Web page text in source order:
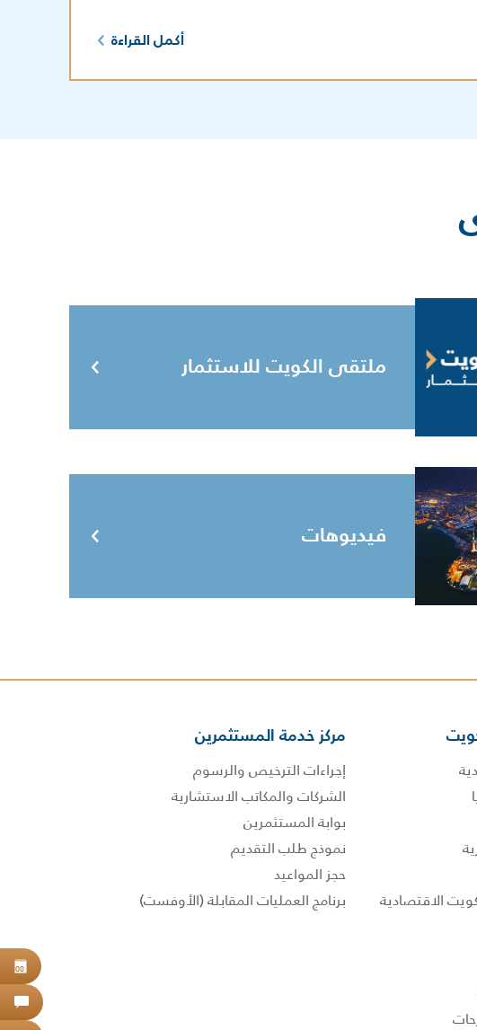
أكمل القراءة
ملتقى الكويت للاستثمار
فيديوهات
مركز خدمة المستثمرين
إجراءات الترخيص والرسوم
الشركات والمكاتب الاستشارية
بوابة المستثمرين
نموذج طلب التقديم
حجز المواعيد
برنامج العمليات المقابلة (الأوفست)
08